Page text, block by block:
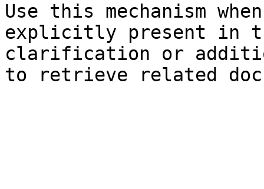
Use this mechanism
explicitly present in
clarification or